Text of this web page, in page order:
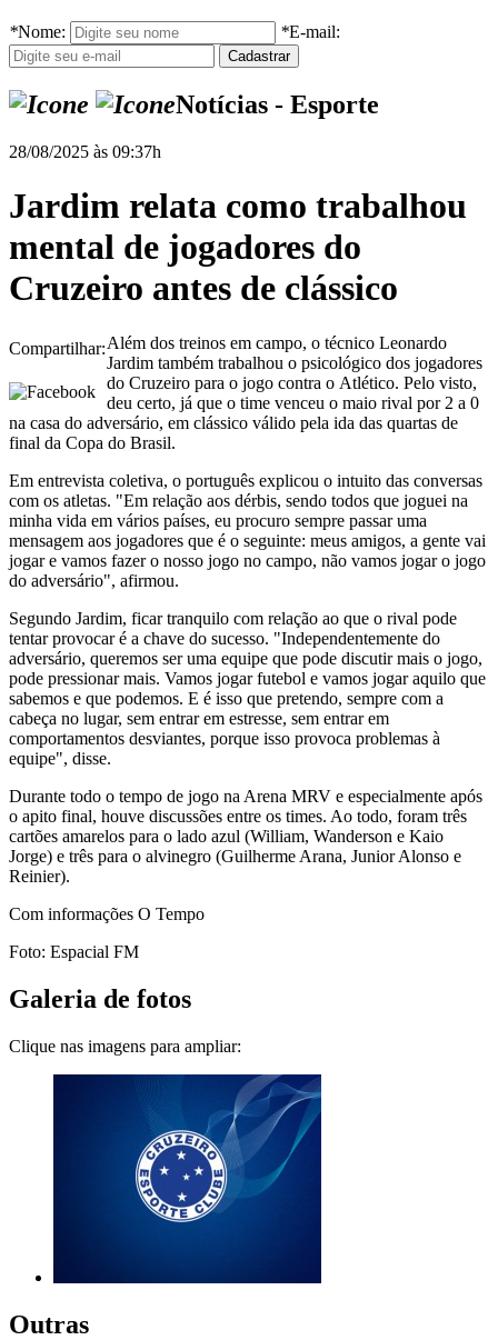
*Nome: *E-mail:
Notícias - Esporte
28/08/2025 às 09:37h
Jardim relata como trabalhou
mental de jogadores do
Cruzeiro antes de clássico
Compartilhar:Além dos treinos em campo, o técnico Leonardo
Jardim também trabalhou o psicológico dos jogadores
do Cruzeiro para o jogo contra o Atlético. Pelo visto,
deu certo, já que o time venceu o maio rival por 2 a 0
na casa do adversário, em clássico válido pela ida das quartas de
final da Copa do Brasil.
Em entrevista coletiva, o português explicou o intuito das conversas
com os atletas. "Em relação aos dérbis, sendo todos que joguei na
minha vida em vários países, eu procuro sempre passar uma
mensagem aos jogadores que é o seguinte: meus amigos, a gente vai
jogar e vamos fazer o nosso jogo no campo, não vamos jogar o jogo
do adversário", afirmou.
Segundo Jardim, ficar tranquilo com relação ao que o rival pode
tentar provocar é a chave do sucesso. "Independentemente do
adversário, queremos ser uma equipe que pode discutir mais o jogo,
pode pressionar mais. Vamos jogar futebol e vamos jogar aquilo que
sabemos e que podemos. E é isso que pretendo, sempre com a
cabeça no lugar, sem entrar em estresse, sem entrar em
comportamentos desviantes, porque isso provoca problemas à
equipe", disse.
Durante todo o tempo de jogo na Arena MRV e especialmente após
o apito final, houve discussões entre os times. Ao todo, foram três
cartões amarelos para o lado azul (William, Wanderson e Kaio
Jorge) e três para o alvinegro (Guilherme Arana, Junior Alonso e
Reinier).
Com informações O Tempo
Foto: Espacial FM
Galeria de fotos
Clique nas imagens para ampliar:
Outras